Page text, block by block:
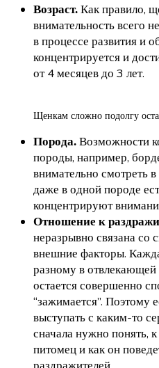
Возраст. Как правило,
внимательность всего
в процессе развития и
концентрируется и
от 4 месяцев до 3 лет.
Щенкам сложно подолгу
Порода. Возможности
породы, например,
внимательно смотреть
даже в одной породе
концентрируют
Отношение к
неразрывно связана со
внешние факторы.
разному в
остается совершенно
“зажимается”. Поэтому
выступать с каким-то
сначала нужно понять,
питомец и как он